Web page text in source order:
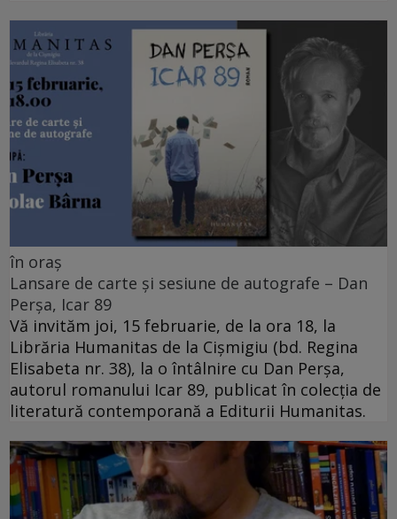
în oraș
Lansare de carte și sesiune de autografe – Dan
Perșa, Icar 89
Vă invităm joi, 15 februarie, de la ora 18, la
Librăria Humanitas de la Cişmigiu (bd. Regina
Elisabeta nr. 38), la o întâlnire cu Dan Perșa,
autorul romanului Icar 89, publicat în colecția de
literatură contemporană a Editurii Humanitas.